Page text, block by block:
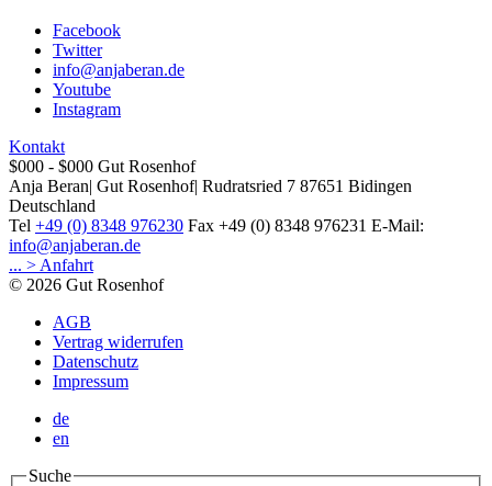
Facebook
Twitter
info@anjaberan.de
Youtube
Instagram
Kontakt
$000 - $000 Gut Rosenhof
Anja Beran| Gut Rosenhof| Rudratsried 7 87651 Bidingen
Deutschland
Tel +49 (0) 8348 976230 Fax +49 (0) 8348 976231 E-Mail:
info@anjaberan.de
... > Anfahrt
© 2026 Gut Rosenhof
AGB
Vertrag widerrufen
Datenschutz
Impressum
de
en
Suche